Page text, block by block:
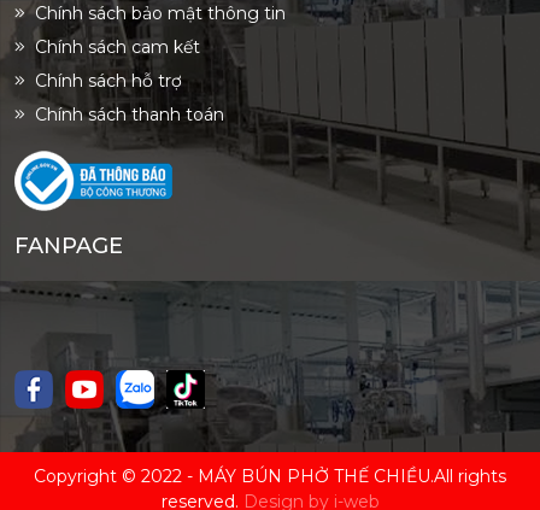
Chính sách bảo mật thông tin
Chính sách cam kết
Chính sách hỗ trợ
Chính sách thanh toán
FANPAGE
Copyright © 2022 - MÁY BÚN PHỞ THẾ CHIỀU.All rights
reserved. Design by i-web